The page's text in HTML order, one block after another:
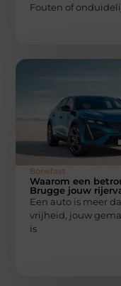
Fouten of
Bonefast
Waarom een
Brugge jouw
Een auto is meer
vrijheid, jouw
is